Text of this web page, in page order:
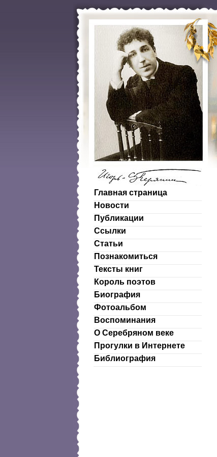
Главная страница
Новости
Публикации
Ссылки
Статьи
Познакомиться
Тексты книг
Король поэтов
Биография
Фотоальбом
Воспоминания
О Серебряном веке
Прогулки в Интернете
Библиография